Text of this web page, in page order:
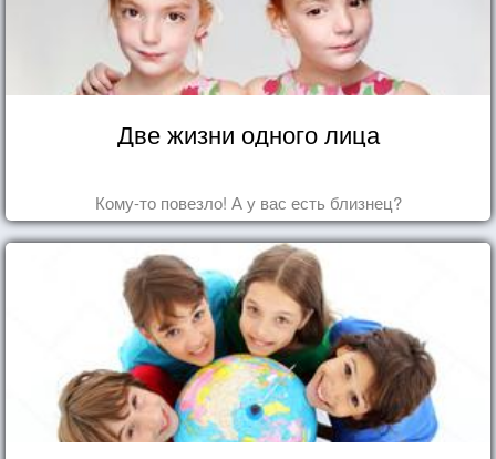
Две жизни одного лица
Кому-то повезло! А у вас есть близнец?